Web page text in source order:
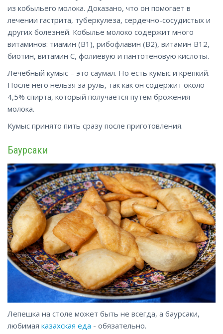
из кобыльего молока. Доказано, что он помогает в
лечении гастрита, туберкулеза, сердечно-сосудистых и
других болезней. Кобылье молоко содержит много
витаминов: тиамин (B1), рибофлавин (B2), витамин B12,
биотин, витамин C, фолиевую и пантотеновую кислоты.
Лечебный кумыс – это саумал. Но есть кумыс и крепкий.
После него нельзя за руль, так как он содержит около
4,5% спирта, который получается путем брожения
молока.
Кумыс принято пить сразу после приготовления.
Баурсаки
Лепешка на столе может быть не всегда, а баурсаки,
любимая казахская еда - обязательно.